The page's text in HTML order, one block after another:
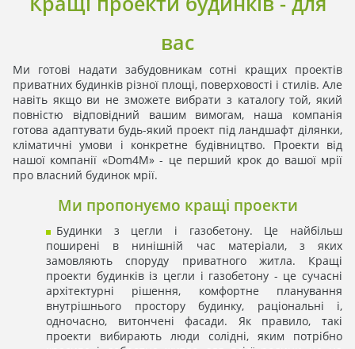
вас
Ми готові надати забудовникам сотні кращих проектів
приватних будинків різної площі, поверховості і стилів. Але
навіть якщо ви не зможете вибрати з каталогу той, який
повністю відповідний вашим вимогам, наша компанія
готова адаптувати будь-який проект під ландшафт ділянки,
кліматичні умови і конкретне будівництво. Проекти від
нашої компанії «Dom4M» - це перший крок до вашої мрії
про власний будинок мрії.
Ми пропонуємо кращі проекти
Будинки з цегли і газобетону. Це найбільш
поширені в нинішній час матеріали, з яких
замовляють споруду приватного житла. Кращі
проекти будинків із цегли і газобетону - це сучасні
архітектурні рішення, комфортне планування
внутрішнього простору будинку, раціональні і,
одночасно, витончені фасади. Як правило, такі
проекти вибирають люди солідні, яким потрібно